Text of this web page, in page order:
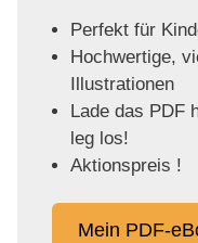
Perfekt für
Hochwertige,
Illustrationen
Lade das PDF
leg los!
Aktionspreis !
Mein PDF-